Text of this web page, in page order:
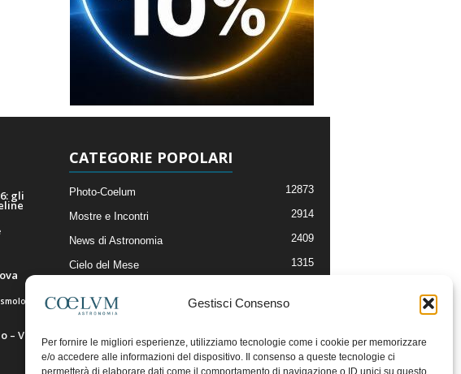
Gestisci Consenso
Per fornire le migliori esperienze, utilizziamo tecnologie come i cookie per memorizzare
e/o accedere alle informazioni del dispositivo. Il consenso a queste tecnologie ci
permetterà di elaborare dati come il comportamento di navigazione o ID unici su questo
gli
Vale
CATEGORIE POPOLARI
Photo-Coelum 12873
Mostre e Incontri 2914
News di Astronomia 2409
Cielo del Mese 1315
Articoli e Risorse On-Line
Il Blog della Redazione